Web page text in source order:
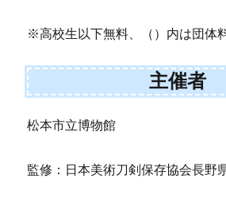
※高校生以下無料、（）内は団体
主催者
松本市立博物館
監修：日本美術刀剣保存協会長野